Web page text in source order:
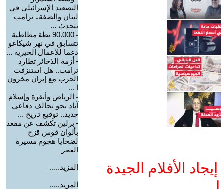
الأفلام الجيدة
التصعيد الإسرائيلي في
لبنان والضفة.. ترامب
يتحدث ...
-
90.000 بطة مطاطية
تتسابق في نهر شيكاغو
دعما للأعمال الخيرية ...
- أزمة الذخائر تطارد
ترامب.. هل استنزفت
الحرب مع إيران مخزون
ا ...
- الرياض وأنقرة وإسلام
آباد نحو تحالف دفاعي
جديد.. توقيع تاريخ ...
- برلين تكشف عن مقعد
بألوان قوس قزح
لضحايا هجوم مسيرة
الفخر
المزيد.....
المزيد.....